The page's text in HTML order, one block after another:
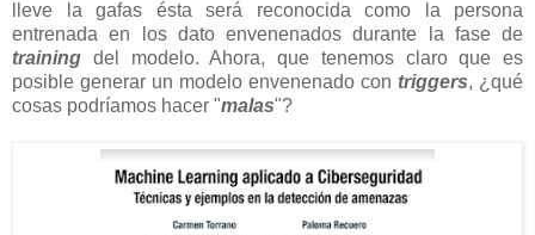
lleve la gafas ésta será reconocida como la persona
entrenada en los dato envenenados durante la fase de
training del modelo. Ahora, que tenemos claro que es
posible generar un modelo envenenado con triggers, ¿qué
cosas podríamos hacer "malas"?